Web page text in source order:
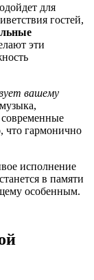
для
гостей,
эти
вашему
что гармонично
исполнение
в памяти
особенным.